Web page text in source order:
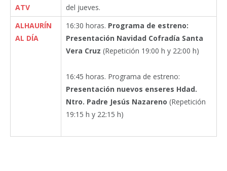
ATV
del jueves.
ALHAURÍN
AL DÍA
16:30 horas. Programa de estreno:
Presentación Navidad Cofradía Santa
Vera Cruz (Repetición 19:00 h y 22:00 h)
16:45 horas. Programa de estreno:
Presentación nuevos enseres Hdad.
Ntro. Padre Jesús Nazareno (Repetición
19:15 h y 22:15 h)